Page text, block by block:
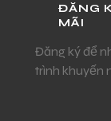
ĐĂNG
MÃI
Đăng ký để
trình khuyến